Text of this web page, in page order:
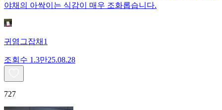
야채의 아싹이는 식감이 매우 조화롭습니다.
귀염그잡채1
조회수 1.3만25.08.28
727